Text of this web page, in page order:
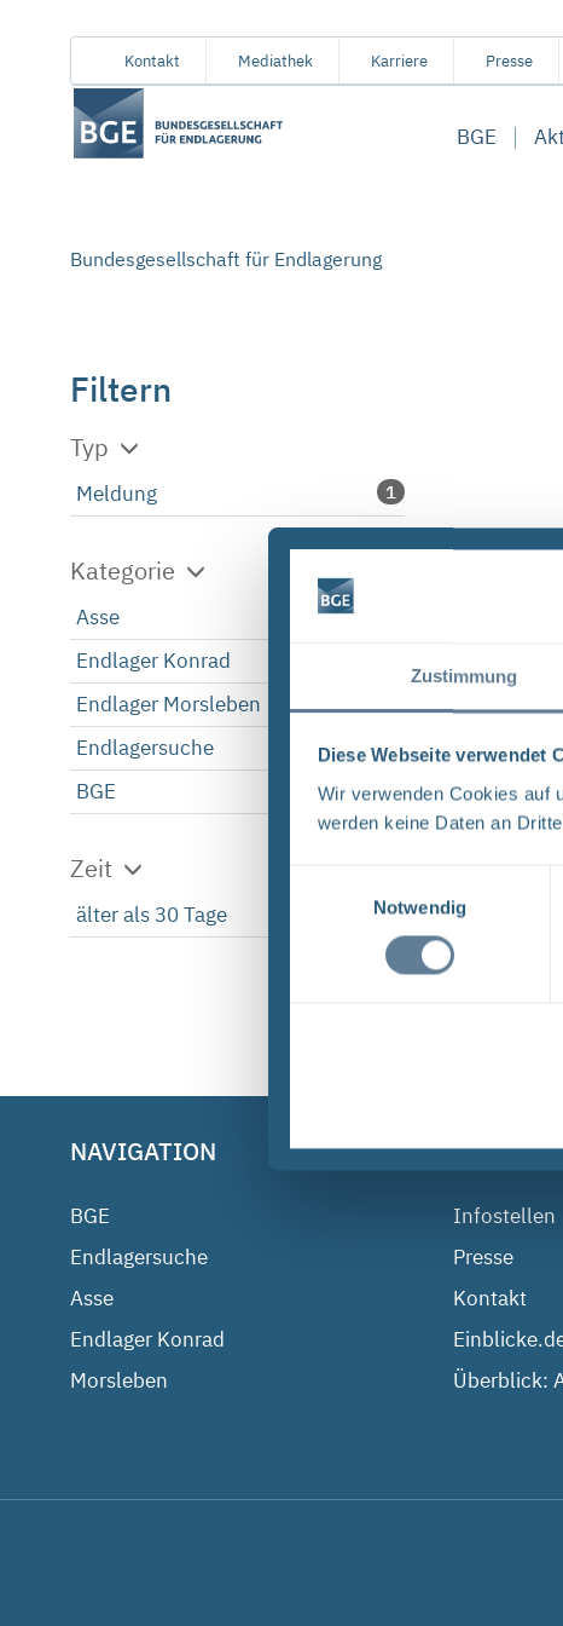
Zustimmung
Diese Webseite verwendet
Wir verwenden Cookies auf
werden keine Daten an
Notwendig
folgenden
InhaltsbereichKontakt Mediathek Karriere Presse
BGE
Bundesgesellschaft für Endlagerung
Filtern
Typ
Meldung 1
Kategorie
Asse
Endlager Konrad
Endlager Morsleben
Endlagersuche 1
BGE 1
Zeit
älter als 30 Tage 1
NAVIGATION
BGE
Endlagersuche
Asse
Endlager Konrad
Morsleben
BGE IM
Infostellen
Presse
Kontakt
Überblick: